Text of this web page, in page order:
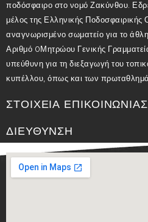
ποδόσφαιρο στο νομό Ζακύνθου.
μέλος της Ελληνικής
αναγνωρισμένο σωματείο για το
Αριθμό 0Μητρώου Γενικής
υπεύθυνη για τη διεξαγωγή του
κυπέλλου, όπως και των
ΣΤΟΙΧΕΙΑ ΕΠΙΚΟΙΝΩΝΙΑΣ
ΔΙΕΥΘΥΝΣΗ